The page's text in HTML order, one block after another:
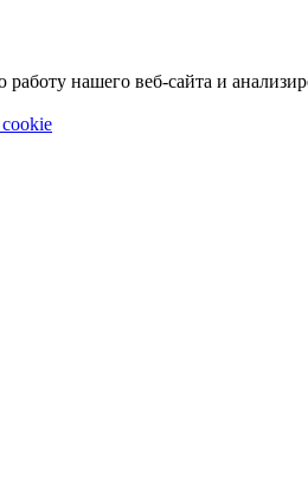
нашего веб-сайта и